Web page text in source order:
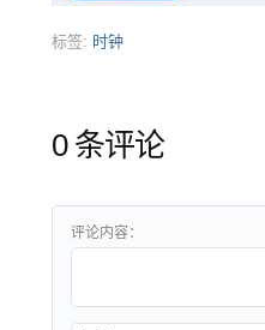
标签: 时钟
0 条评论
评论内容：